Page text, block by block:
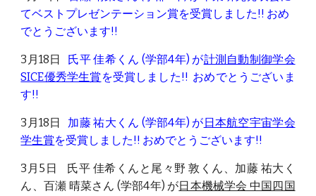
てベストプレゼンテーション賞を受賞しました!! おめ
でとうございます!!
3月18日 氏平 佳希くん (学部4年) が計測自動制御学会
SICE優秀学生賞 を受賞しました!! おめでとうございま
す!!
3月18日 加藤 祐大 くん (学部4年) が日本航空宇宙学会
学生賞を受賞しました!! おめでとうございます!!
3月5日 氏平 佳希くんと尾々野 敦くん、加藤 祐大く
ん、百瀬 晴菜さん (学部4年) が日本機械学会 中国四国